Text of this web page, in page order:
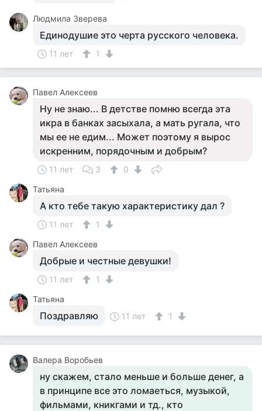
Людмила Зверева
Единодушие это черта русского человека.
11 лет 1
Павел Алексеев
Ну не знаю... В детстве помню всегда эта
икра в банках засыхала, а мать ругала, что
мы ее не едим... Может поэтому я вырос
искренним, порядочным и добрым?
11 лет 3
0
Татьяна
А кто тебе такую характеристику дал ?
11 лет
1
Павел Алексеев
Добрые и честные девушки!
11 лет
1
Татьяна
Поздравляю 11 лет 1
Валера Воробьев
ну скажем, стало меньше и больше денег, а
в принципе все это ломаеться, музыкой,
фильмами, кникгами и тд., кто